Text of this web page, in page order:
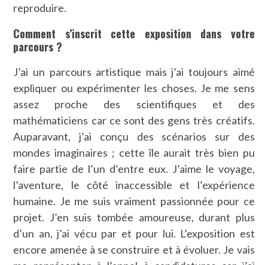
reproduire.
Comment s’inscrit cette exposition dans votre
parcours ?
J’ai un parcours artistique mais j’ai toujours aimé
expliquer ou expérimenter les choses. Je me sens
assez proche des scientifiques et des
mathématiciens car ce sont des gens très créatifs.
Auparavant, j’ai conçu des scénarios sur des
mondes imaginaires ; cette île aurait très bien pu
faire partie de l’un d’entre eux. J’aime le voyage,
l’aventure, le côté inaccessible et l’expérience
humaine. Je me suis vraiment passionnée pour ce
projet. J’en suis tombée amoureuse, durant plus
d’un an, j’ai vécu par et pour lui. L’exposition est
encore amenée à se construire et à évoluer. Je vais